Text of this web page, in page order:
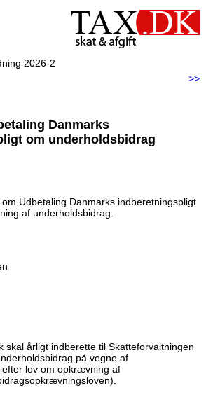
2026-2
>>
Danmarks
om underholdsbidrag
Udbetaling Danmarks indberetningspligt
af underholdsbidrag.
skal årligt indberette til Skatteforvaltningen
på vegne af
lov om opkrævning af